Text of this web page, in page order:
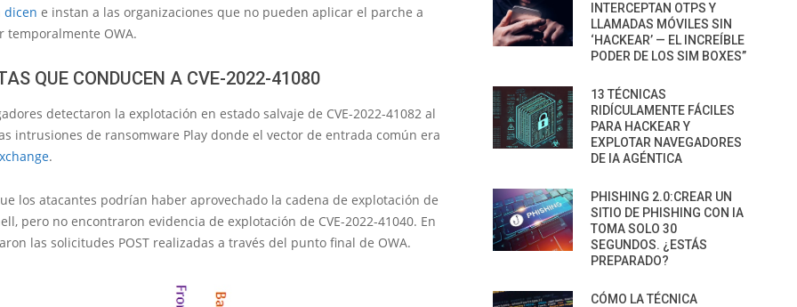
dicen e instan a las organizaciones que no pueden aplicar el parche a
temporalmente OWA.
QUE CONDUCEN A CVE-2022-41080
detectaron la explotación en estado salvaje de CVE-2022-41082 al
intrusiones de ransomware Play donde el vector de entrada común era
.
los atacantes podrían haber aprovechado la cadena de explotación de
pero no encontraron evidencia de explotación de CVE-2022-41040. En
las solicitudes POST realizadas a través del punto final de OWA.
INTERCEPTAN OTPS Y
LLAMADAS MÓVILES SIN
‘HACKEAR’ — EL INCREÍBLE
PODER DE LOS SIM BOXES”
13 TÉCNICAS
RIDÍCULAMENTE FÁCILES
PARA HACKEAR Y
EXPLOTAR NAVEGADORES
DE IA AGÉNTICA
PHISHING 2.0:CREAR UN
SITIO DE PHISHING CON IA
TOMA SOLO 30
SEGUNDOS. ¿ESTÁS
PREPARADO?
CÓMO LA TÉCNICA